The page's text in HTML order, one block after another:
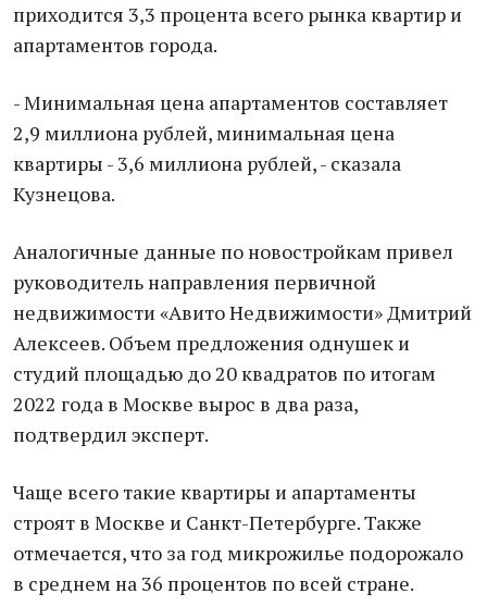
приходится 3,3 процента всего рынка квартир и
апартаментов города.
- Минимальная цена апартаментов составляет
2,9 миллиона рублей, минимальная цена
квартиры - 3,6 миллиона рублей, - сказала
Кузнецова.
Аналогичные данные по новостройкам привел
руководитель направления первичной
недвижимости «Авито Недвижимости» Дмитрий
Алексеев. Объем предложения однушек и
студий площадью до 20 квадратов по итогам
2022 года в Москве вырос в два раза,
подтвердил эксперт.
Чаще всего такие квартиры и апартаменты
строят в Москве и Санкт-Петербурге. Также
отмечается, что за год микрожилье подорожало
в среднем на 36 процентов по всей стране.